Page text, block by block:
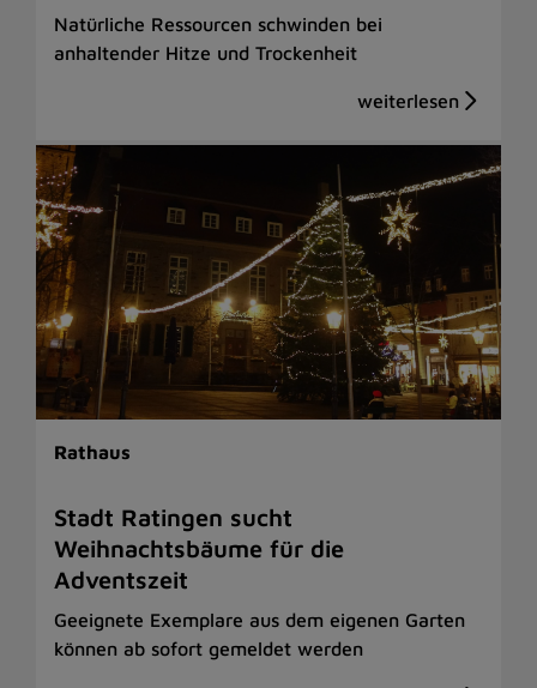
Natürliche Ressourcen schwinden bei
anhaltender Hitze und Trockenheit
Rathaus
Stadt Ratingen sucht
Weihnachtsbäume für die
Adventszeit
Geeignete Exemplare aus dem eigenen Garten
können ab sofort gemeldet werden